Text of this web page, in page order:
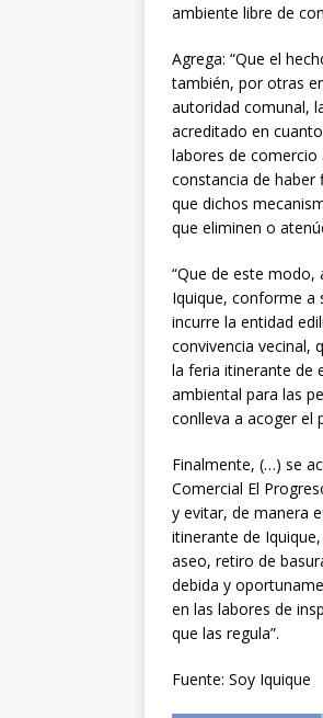
ambiente libre de
Agrega: “Que el
también, por otras
autoridad comunal,
acreditado en
labores de
constancia de haber
que dichos
que eliminen o
“Que de este modo,
Iquique, conforme a
incurre la entidad
convivencia vecinal,
la feria itinerante de
ambiental para las
conlleva a acoger el
Finalmente, (…) se
Comercial El
y evitar, de manera
itinerante de
aseo, retiro de
debida y
en las labores de
que las regula”.
Fuente: Soy Iquique